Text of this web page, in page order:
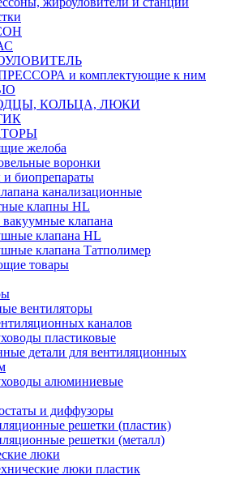
и комплектующие к ним
КОЛЬЦА, ЛЮКИ
желоба
воронки
и биопрепараты
канализационные
клапны HL
клапана
клапана HL
клапана Татполимер
товары
вентиляторы
каналов
пластиковые
детали для вентиляционных
алюминиевые
и диффузоры
решетки (пластик)
решетки (металл)
люки
люки пластик